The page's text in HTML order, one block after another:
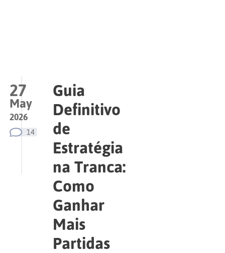
27
May
2026
14
Guia
Definitivo
de
Estratégia
na Tranca:
Como
Ganhar
Mais
Partidas